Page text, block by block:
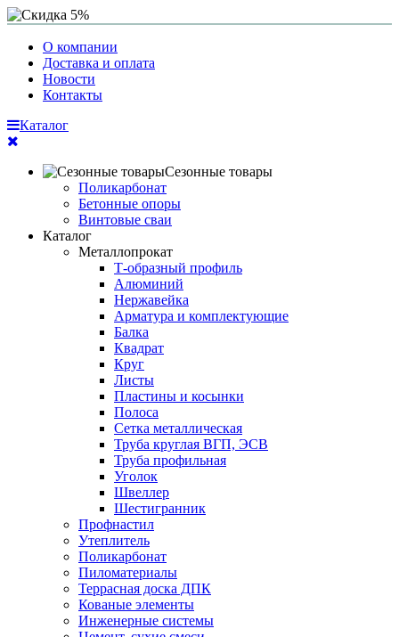
О компании
Доставка и оплата
Новости
Контакты
Каталог
Сезонные товары
Поликарбонат
Бетонные опоры
Винтовые сваи
Каталог
Металлопрокат
Т-образный профиль
Алюминий
Нержавейка
Арматура и комплектующие
Балка
Квадрат
Круг
Листы
Пластины и косынки
Полоса
Сетка металлическая
Труба круглая ВГП, ЭСВ
Труба профильная
Уголок
Швеллер
Шестигранник
Профнастил
Утеплитель
Поликарбонат
Пиломатериалы
Террасная доска ДПК
Кованые элементы
Инженерные системы